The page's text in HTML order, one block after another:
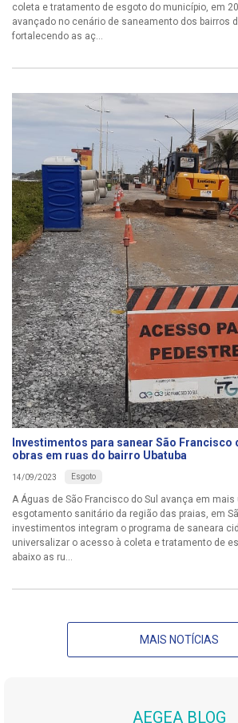
coleta e tratamento de esgoto do município, em
avançado no cenário de saneamento dos bairros
fortalecendo as aç...
Investimentos para sanear São Francisco
obras em ruas do bairro Ubatuba
14/09/2023 Esgoto
A Águas de São Francisco do Sul avança em
esgotamento sanitário da região das praias, em
investimentos integram o programa de saneara
universalizar o acesso à coleta e tratamento de
abaixo as ru...
MAIS NOTÍCIAS
AEGEA BLOG